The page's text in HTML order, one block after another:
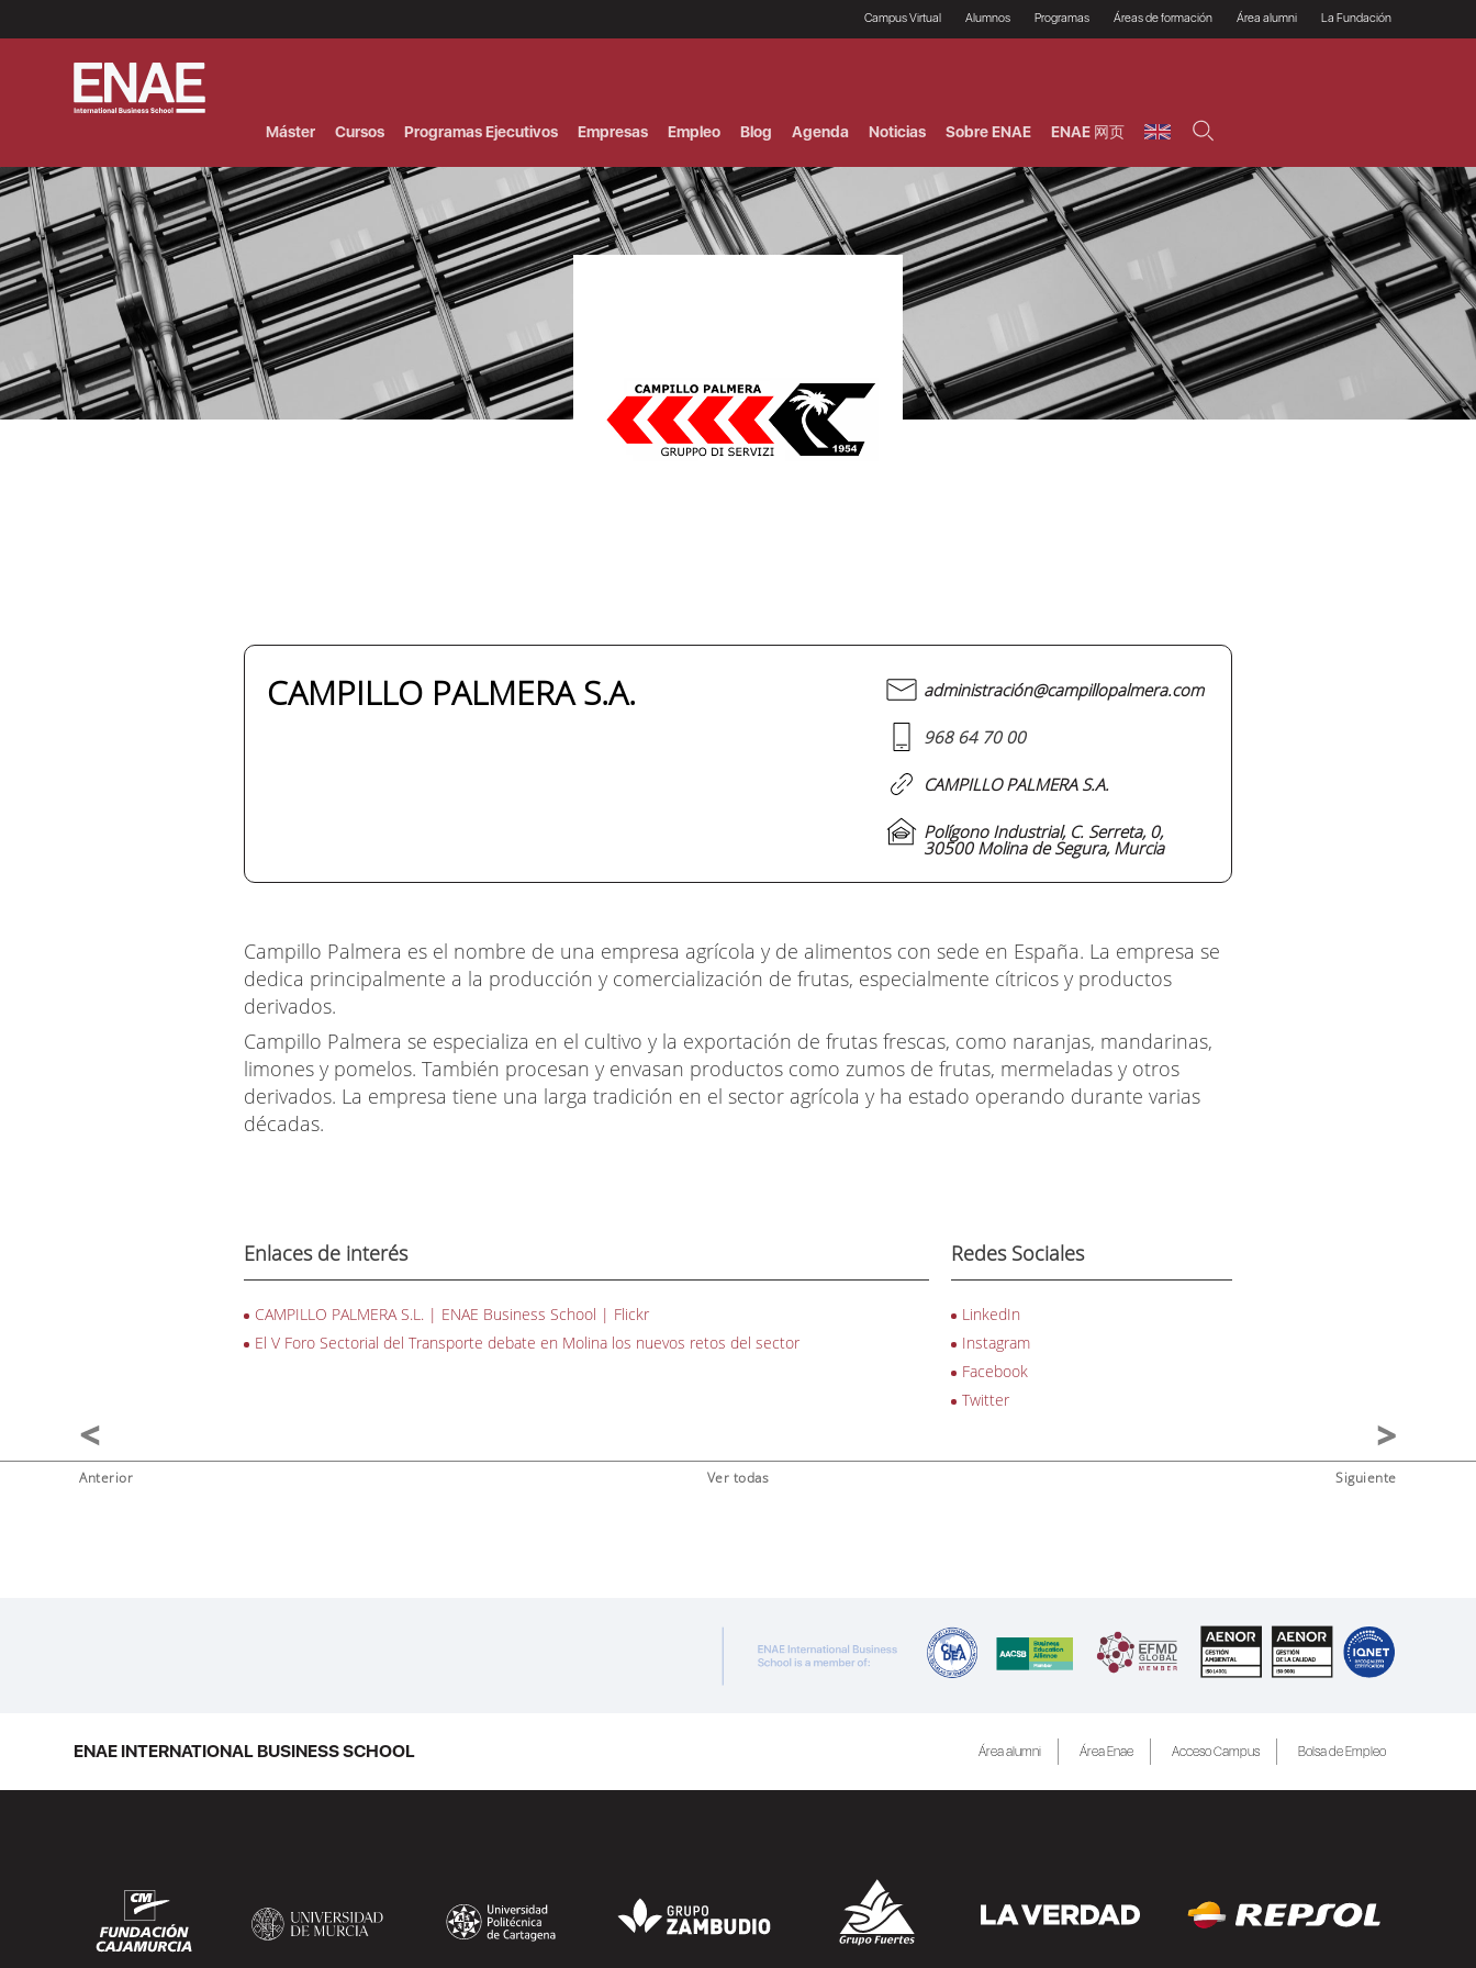
Campus Virtual Alumnos
Prácticas en empresas
Proceso de admisión
Financiación, Becas y
Bonificación
Financiación estudios
Imagin LaCaixa
Programas
Programas Ejecutivos
Profesionales (Online)
Áreas de formación
Riesgos
HHDD
Agronegocios
Comercial / Marketing/
Administración de
empresas
Finanzas
Operaciones
Área alumni La Fundación
Máster Cursos Programas Ejecutivos Empresas Empleo Blog Agenda Noticias Sobre ENAE ENAE 网页
CAMPILLO PALMERA S.A. administración@campillopalmera.com
968 64 70 00
CAMPILLO PALMERA S.A.
Polígono Industrial, C. Serreta, 0,
30500 Molina de Segura, Murcia
Campillo Palmera es el nombre de una empresa agrícola y de alimentos con sede en España. La empresa se
dedica principalmente a la producción y comercialización de frutas, especialmente cítricos y productos
derivados.
Campillo Palmera se especializa en el cultivo y la exportación de frutas frescas, como naranjas, mandarinas,
limones y pomelos. También procesan y envasan productos como zumos de frutas, mermeladas y otros
derivados. La empresa tiene una larga tradición en el sector agrícola y ha estado operando durante varias
décadas.
Enlaces de interés
CAMPILLO PALMERA S.L. | ENAE Business School | Flickr
El V Foro Sectorial del Transporte debate en Molina los nuevos retos del sector
Redes Sociales
LinkedIn
Instagram
Facebook
Twitter
Anterior Ver todas Siguiente
ENAE INTERNATIONAL BUSINESS SCHOOL Área alumni Área Enae Acceso Campus Bolsa de Empleo